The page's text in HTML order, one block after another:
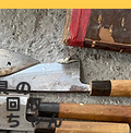
の
回収
ちゃん